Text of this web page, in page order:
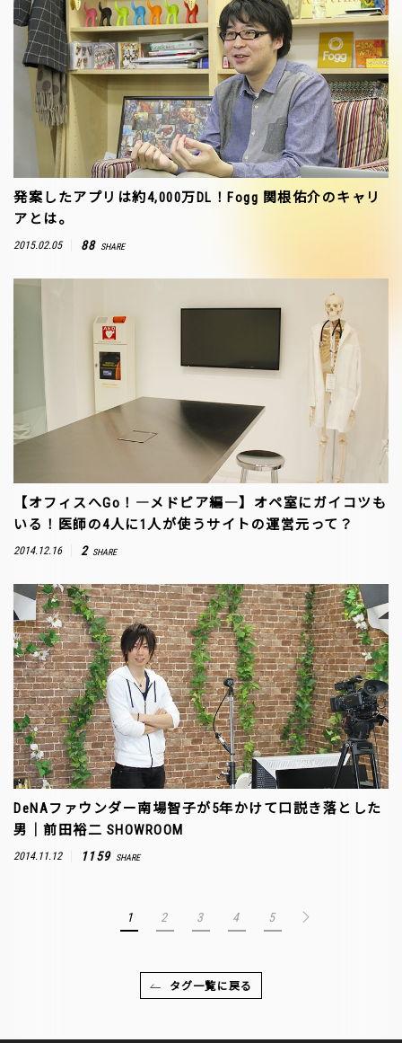
発案したアプリは約4,000万DL！Fogg 関根佑介のキャリ
アとは。
2015.02.05 88 SHARE
【オフィスへGo！―メドピア編―】オペ室にガイコツも
いる！医師の4人に1人が使うサイトの運営元って？
2014.12.16 2 SHARE
DeNAファウンダー南場智子が5年かけて口説き落とした
男｜前田裕二 SHOWROOM
2014.11.12 1159 SHARE
1 2 3 4 5
タグ一覧に戻る